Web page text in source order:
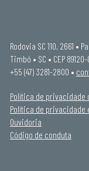
Rodovia SC 110, 2661 •
Timbó • SC • CEP
+55 (47) 3281-2800 •
Política de privacidade
Política de privacidade
Ouvidoria
Código de conduta